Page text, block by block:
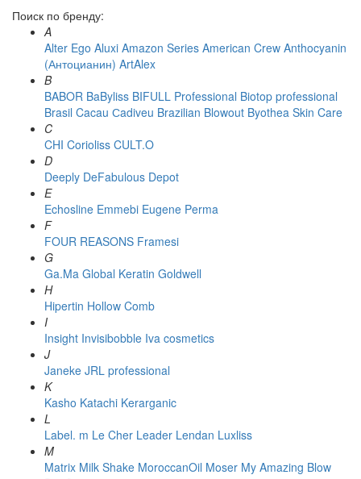
Поиск по бренду:
A
Alter Ego Aluxi Amazon Series American Crew Anthocyanin
(Антоцианин) ArtAlex
B
BABOR BaByliss BIFULL Professional Biotop professional
Brasil Cacau Сadiveu Brazilian Blowout Byothea Skin Care
C
CHI Corioliss CULT.O
D
Deeply DeFabulous Depot
E
Echosline Emmebi Eugene Perma
F
FOUR REASONS Framesi
G
Ga.Ma Global Keratin Goldwell
H
Hipertin Hollow Comb
I
Insight Invisibobble Iva cosmetics
J
Janeke JRL professional
K
Kasho Katachi Kerarganic
L
Label. m Le Cher Leader Lendan Luxliss
M
Matrix Milk Shake MoroccanOil Moser My Amazing Blow